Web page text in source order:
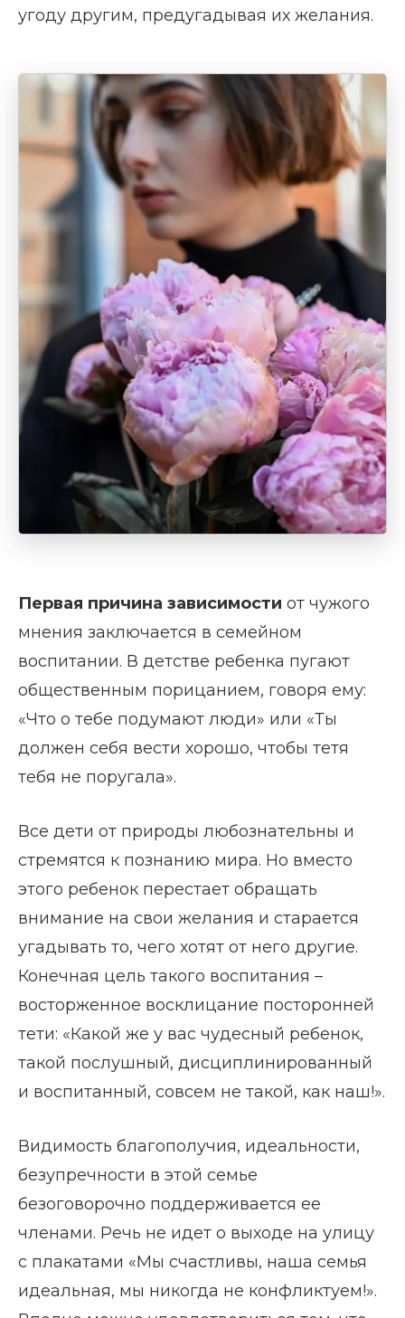
угоду другим, предугадывая их желания.
Первая причина зависимости от чужого
мнения заключается в семейном
воспитании. В детстве ребенка пугают
общественным порицанием, говоря ему:
«Что о тебе подумают люди» или «Ты
должен себя вести хорошо, чтобы тетя
тебя не поругала».
Все дети от природы любознательны и
стремятся к познанию мира. Но вместо
этого ребенок перестает обращать
внимание на свои желания и старается
угадывать то, чего хотят от него другие.
Конечная цель такого воспитания –
восторженное восклицание посторонней
тети: «Какой же у вас чудесный ребенок,
такой послушный, дисциплинированный
и воспитанный, совсем не такой, как наш!».
Видимость благополучия, идеальности,
безупречности в этой семье
безоговорочно поддерживается ее
членами. Речь не идет о выходе на улицу
с плакатами «Мы счастливы, наша семья
идеальная, мы никогда не конфликтуем!».